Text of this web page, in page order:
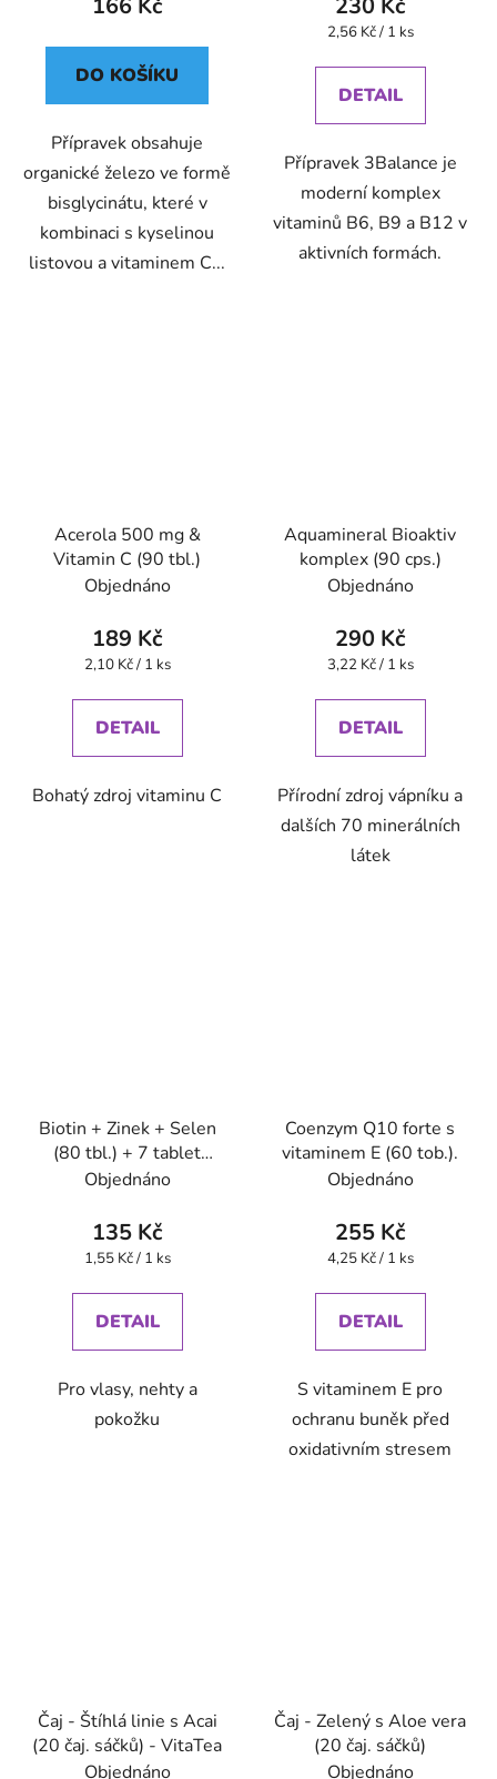
DO KOŠÍKU
Přípravek obsahuje
organické železo ve formě
bisglycinátu, které v
kombinaci s kyselinou
listovou a vitaminem C...
Měrná
2,56 Kč / 1 ks
DETAIL
Přípravek 3Balance je
moderní komplex
vitaminů B6, B9 a B12 v
aktivních formách.
Acerola 500 mg &
Vitamin C (90 tbl.)
Objednáno
189 Kč
Měrná
2,10 Kč / 1 ks
DETAIL
Bohatý zdroj vitaminu C
Aquamineral Bioaktiv
komplex (90 cps.)
Objednáno
290 Kč
Měrná
3,22 Kč / 1 ks
DETAIL
Přírodní zdroj vápníku a
dalších 70 minerálních
látek
Biotin + Zinek + Selen
(80 tbl.) + 7 tablet
zdarma
Objednáno
135 Kč
Měrná
1,55 Kč / 1 ks
DETAIL
Pro vlasy, nehty a
pokožku
Coenzym Q10 forte s
vitaminem E (60 tob.).
Objednáno
255 Kč
Měrná
4,25 Kč / 1 ks
DETAIL
S vitaminem E pro
ochranu buněk před
oxidativním stresem
Čaj - Štíhlá linie s Acai
(20 čaj. sáčků) - VitaTea
Objednáno
Čaj - Zelený s Aloe vera
(20 čaj. sáčků)
Objednáno